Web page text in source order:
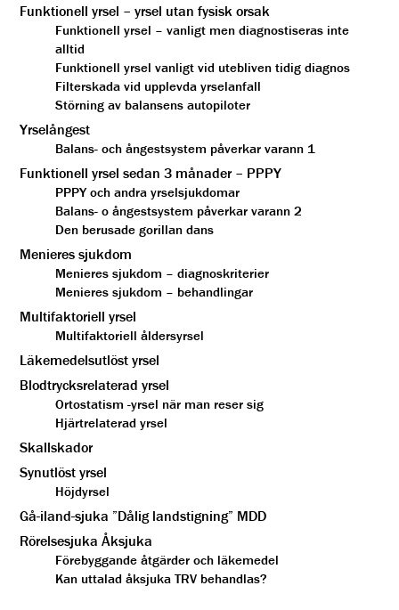
Funktionell yrsel – yrsel utan fysisk orsak
Funktionell yrsel – vanligt men diagnostiseras inte
alltid
Funktionell yrsel vanligt vid utebliven tidig diagnos
Filterskada vid upplevda yrselanfall
Störning av balansens autopiloter
Yrselångest
Balans- och ångestsystem påverkar varann 1
Funktionell yrsel sedan 3 månader – PPPY
PPPY och andra yrselsjukdomar
Balans- o ångestsystem påverkar varann 2
Den berusade gorillan dans
Menieres sjukdom
Menieres sjukdom – diagnoskriterier
Menieres sjukdom – behandlingar
Multifaktoriell yrsel
Multifaktoriell åldersyrsel
Läkemedelsutlöst yrsel
Blodtrycksrelaterad yrsel
Ortostatism -yrsel när man reser sig
Hjärtrelaterad yrsel
Skallskador
Synutlöst yrsel
Höjdyrsel
Gå-iland-sjuka ”Dålig landstigning” MDD
Rörelsesjuka Åksjuka
Förebyggande åtgärder och läkemedel
Kan uttalad åksjuka TRV behandlas?